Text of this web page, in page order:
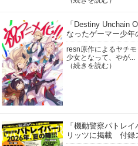
「Destiny Unchain
なったゲーマー少年
resn原作によるヤチ
少女となって、やが...
（続きを読む）
「機動警察パトレ
リッツに掲載 付録